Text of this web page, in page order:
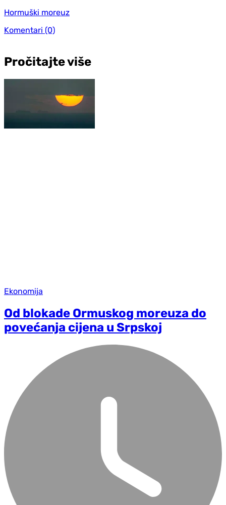
Hormuški moreuz
Komentari (0)
Pročitajte više
Ekonomija
Od blokade Ormuskog moreuza do
povećanja cijena u Srpskoj